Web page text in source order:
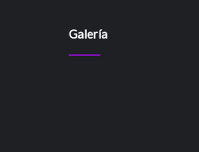
Galería